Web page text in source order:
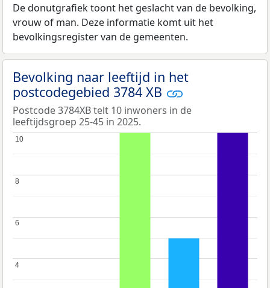
De donutgrafiek toont het geslacht van de bevolking,
vrouw of man. Deze informatie komt uit het
bevolkingsregister van de gemeenten.
Bevolking naar leeftijd in het
postcodegebied 3784 XB
Postcode 3784XB telt 10 inwoners in de
leeftijdsgroep 25-45 in 2025.
4
4
6
6
8
8
10
10